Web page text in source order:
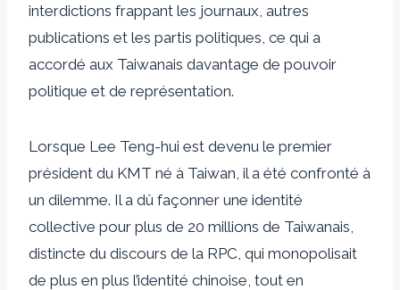
interdictions frappant les journaux, autres
publications et les partis politiques, ce qui a
accordé aux Taiwanais davantage de pouvoir
politique et de représentation.
Lorsque Lee Teng-hui est devenu le premier
président du KMT né à Taiwan, il a été confronté à
un dilemme. Il a dû façonner une identité
collective pour plus de 20 millions de Taiwanais,
distincte du discours de la RPC, qui monopolisait
de plus en plus l’identité chinoise, tout en